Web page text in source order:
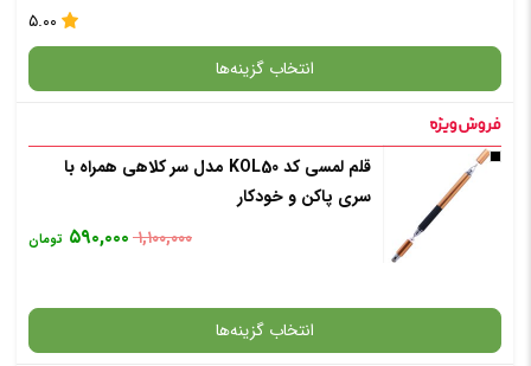
۵.۰۰
انتخاب گزینه‌ها
گارانتی
انتخاب رنگ: مشکی
قلم لمسی کد KOL50 مدل سر کلاهی همراه با
سری پاکن و خودکار
۱,۱۰۰,۰۰۰ ۵۹۰,۰۰۰ تومان
انتخاب گزینه‌ها